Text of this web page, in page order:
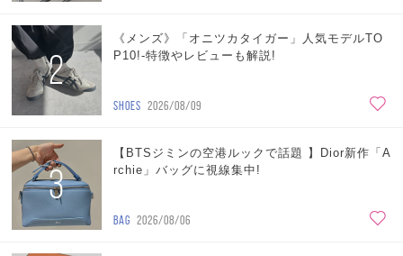
2
《メンズ》「オニツカタイガー」人気モデルTO
P10!-特徴やレビューも解説!
SHOES 2026/08/09
3
【BTSジミンの空港ルックで話題 】Dior新作「A
rchie」バッグに視線集中!
BAG 2026/08/06